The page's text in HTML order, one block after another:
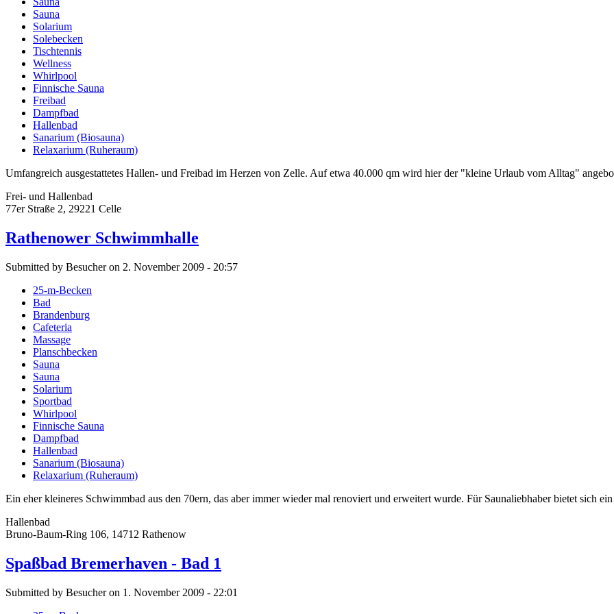
Sauna
Solarium
Solebecken
Tischtennis
Wellness
Whirlpool
Finnische Sauna
Freibad
Dampfbad
Hallenbad
Sanarium (Biosauna)
Relaxarium (Ruheraum)
Umfangreich ausgestattetes Hallen- und Freibad im Herzen von Zelle. Auf etwa 40.000 qm wird hier der "kleine Urlaub vom Alltag"
Frei- und Hallenbad
77er Straße 2, 29221 Celle
Rathenower Schwimmhalle
Submitted by Besucher on 2. November 2009 - 20:57
25-m-Becken
Bad
Brandenburg
Cafeteria
Massage
Planschbecken
Sauna
Sauna
Solarium
Sportbad
Whirlpool
Finnische Sauna
Dampfbad
Hallenbad
Sanarium (Biosauna)
Relaxarium (Ruheraum)
Ein eher kleineres Schwimmbad aus den 70ern, das aber immer wieder mal renoviert und erweitert wurde. Für Saunaliebhaber bietet sich
Hallenbad
Bruno-Baum-Ring 106, 14712 Rathenow
Spaßbad Bremerhaven - Bad 1
Submitted by Besucher on 1. November 2009 - 22:01